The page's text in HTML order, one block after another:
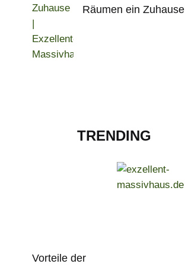
Räumen ein Zuhause
TRENDING
Vorteile der